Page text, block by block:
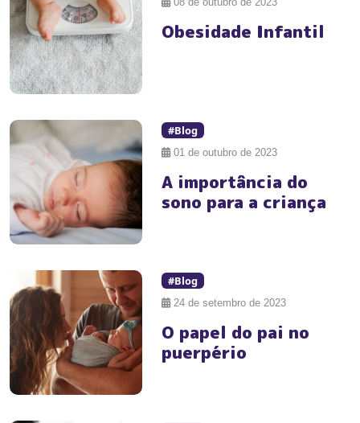
Obesidade Infantil
#Blog
01 de outubro de 2023
A importância do
sono para a criança
#Blog
24 de setembro de 2023
O papel do pai no
puerpério